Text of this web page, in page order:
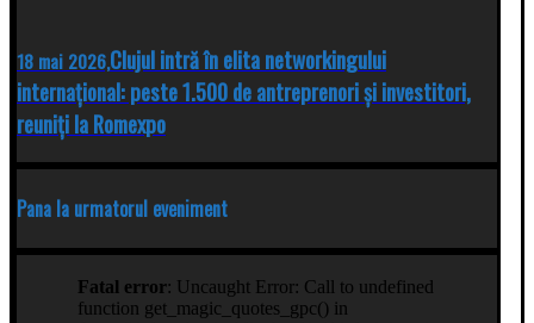
18 mai 2026,Clujul intră în elita networkingului
internațional: peste 1.500 de antreprenori și investitori,
reuniți la Romexpo
Pana la urmatorul eveniment